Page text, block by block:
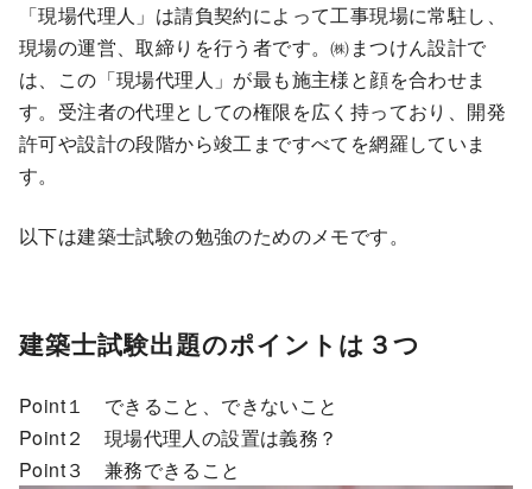
「現場代理人」は請負契約によって工事現場に常駐し、
現場の運営、取締りを行う者です。㈱まつけん設計で
は、この「現場代理人」が最も施主様と顔を合わせま
す。受注者の代理としての権限を広く持っており、開発
許可や設計の段階から竣工まですべてを網羅していま
す。
以下は建築士試験の勉強のためのメモです。
建築士試験出題のポイントは３つ
Point１ できること、できないこと
Point２ 現場代理人の設置は義務？
Point３ 兼務できること